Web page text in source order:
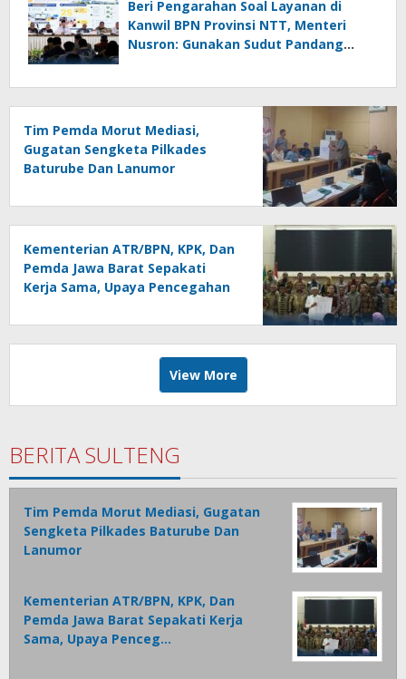
Beri Pengarahan Soal Layanan di
Kanwil BPN Provinsi NTT, Menteri
Nusron: Gunakan Sudut Pandang
Tim Pemda Morut Mediasi,
Gugatan Sengketa Pilkades
Baturube Dan Lanumor
Kementerian ATR/BPN, KPK, Dan
Pemda Jawa Barat Sepakati
Kerja Sama, Upaya Pencegahan
Ekonomi Daerah
View More
BERITA SULTENG
Tim Pemda Morut Mediasi, Gugatan
Sengketa Pilkades Baturube Dan
Lanumor
Kementerian ATR/BPN, KPK, Dan
Pemda Jawa Barat Sepakati Kerja
Sama, Upaya Penceg…